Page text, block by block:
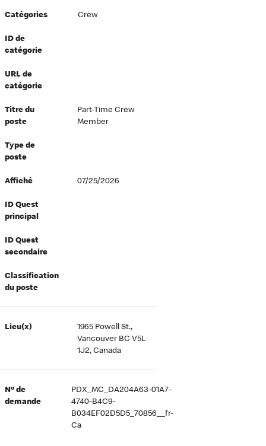
équité et inclusion
au travail
Catégories Crew
ID de
catégorie
URL de
catégorie
Titre du
poste
Part-Time Crew
Member
Type de
poste
Affiché 07/25/2026
ID Quest
principal
ID Quest
secondaire
Classification
du poste
Lieu(x)
1965 Powell St.,
Vancouver BC V5L
1J2, Canada
Nº de
demande
PDX_MC_DA204A63-01A7-
4740-B4C9-
B034EF02D5D5_70856__fr-
Ca